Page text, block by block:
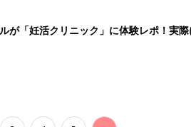
が「妊活クリニック」に体験レポ！実